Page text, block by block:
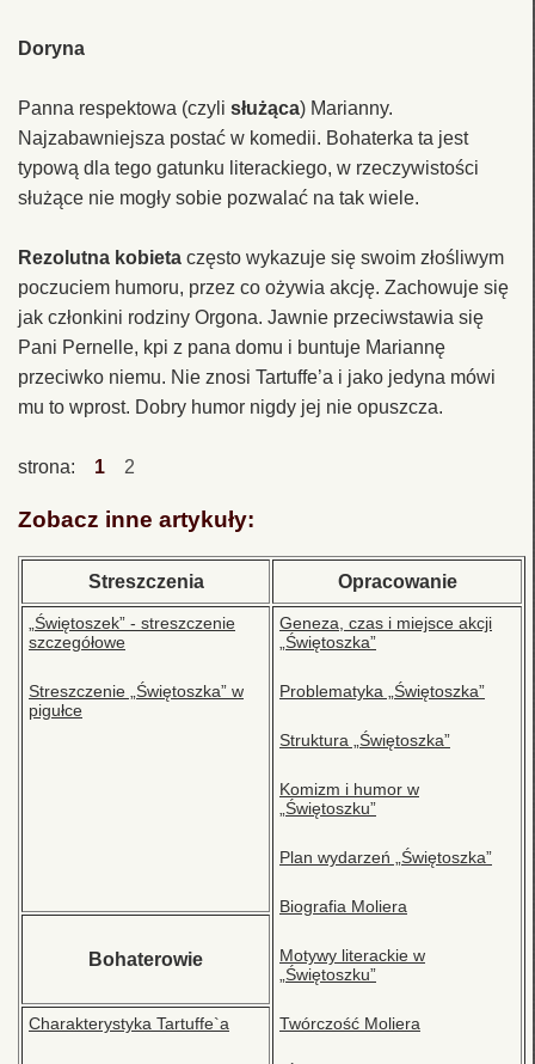
Doryna
Panna respektowa (czyli służąca) Marianny.
Najzabawniejsza postać w komedii. Bohaterka ta jest
typową dla tego gatunku literackiego, w rzeczywistości
służące nie mogły sobie pozwalać na tak wiele.
Rezolutna kobieta często wykazuje się swoim złośliwym
poczuciem humoru, przez co ożywia akcję. Zachowuje się
jak członkini rodziny Orgona. Jawnie przeciwstawia się
Pani Pernelle, kpi z pana domu i buntuje Mariannę
przeciwko niemu. Nie znosi Tartuffe’a i jako jedyna mówi
mu to wprost. Dobry humor nigdy jej nie opuszcza.
strona: 1 2
Zobacz inne artykuły:
Streszczenia Opracowanie
„Świętoszek” - streszczenie
szczegółowe
Streszczenie „Świętoszka” w
pigułce
Geneza, czas i miejsce akcji
„Świętoszka”
Problematyka „Świętoszka”
Struktura „Świętoszka”
Komizm i humor w
„Świętoszku”
Plan wydarzeń „Świętoszka”
Biografia Moliera
Motywy literackie w
„Świętoszku”
Twórczość Moliera
Bohaterowie
Charakterystyka Tartuffe`a